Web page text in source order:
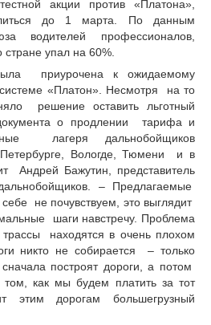
акции против «Платона»,
до 1 марта. По данным
водителей профессионалов,
стране упал на 60%.
приурочена к ожидаемому
«Платон». Несмотря на то
решение оставить льготный
о продлении тарифа и
лагеря дальнобойщиков
Вологде, Тюмени и в
Андрей Бажутин, представитель
– Предлагаемые
не почувствуем, это выглядит
шаги навстречу. Проблема
находятся в очень плохом
никто не собирается – только
построят дороги, а потом
как мы будем платить за тот
этим дорогам большегрузный